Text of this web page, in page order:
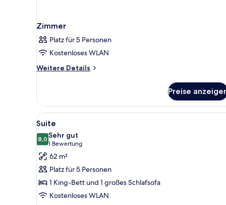
Zimmer
Platz für 5 Personen
Kostenloses WLAN
Weitere Details
Weitere
Preise
Alle
Fotos
für
Suite
anzeigen
Ein Hotelzimmer mit einem
4
Suite
8,08,0 von 10
Sehr gut
1 Bewertung
(1
Bewertung)
62 m²
Platz für 5 Personen
1 King-Bett und 1 großes Schlafsofa
Kostenloses WLAN